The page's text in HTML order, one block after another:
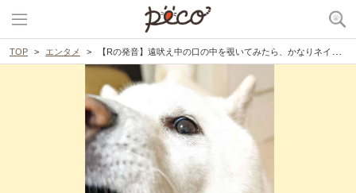
TOP エンタメ 【Rの発音】遠吠え中の口の中を覗いてみたら、かなりネイティブな舌の使い方をしていた！